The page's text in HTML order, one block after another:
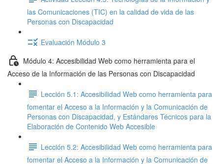
las Comunicaciones (TIC) en la calidad de vida de las
Personas con Discapacidad
Evaluación Módulo 3
Módulo 4: Accesibilidad Web como herramienta para el
Acceso de la Información de las Personas con Discapacidad
Lección 5.1: Accesibilidad Web como herramienta para
fomentar el Acceso a la Información y la Comunicación de
Personas con Discapacidad, y Estándares Técnicos para la
Elaboración de Contenido Web Accesible
Lección 5.2: Accesibilidad Web como herramienta para
fomentar el Acceso a la Información y la Comunicación de